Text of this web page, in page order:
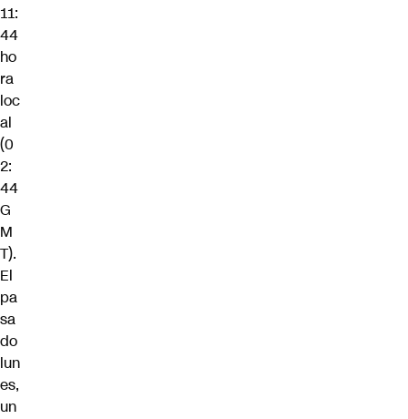
11:
44
ho
ra
loc
al
(0
2:
44
G
M
T).
El
pa
sa
do
lun
es,
un